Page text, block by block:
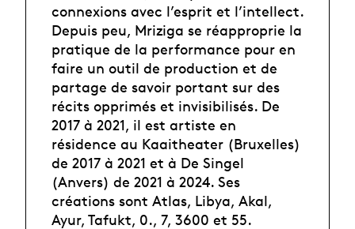
connexions avec l’esprit et l’intellect.
Depuis peu, Mriziga se réapproprie la
pratique de la performance pour en
faire un outil de production et de
partage de savoir portant sur des
récits opprimés et invisibilisés. De
2017 à 2021, il est artiste en
résidence au Kaaitheater (Bruxelles)
de 2017 à 2021 et à De Singel
(Anvers) de 2021 à 2024. Ses
créations sont Atlas, Libya, Akal,
Ayur, Tafukt, 0., 7, 3600 et 55.